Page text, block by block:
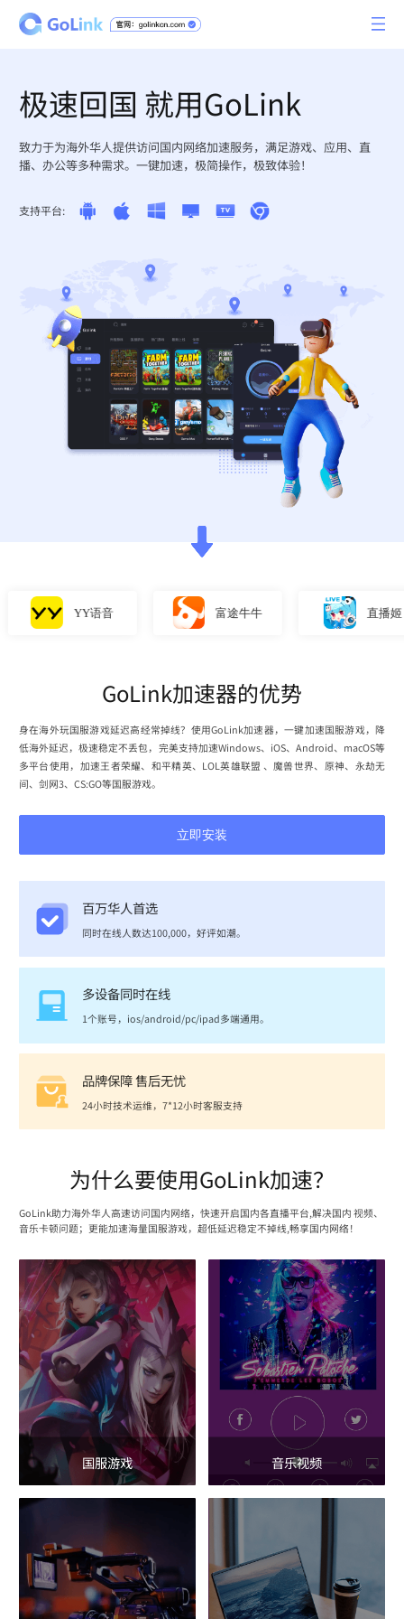
极速回国 就用GoLink
致力于为海外华人提供访问国内网络加速服务，满足游戏、应用、直
播、办公等多种需求。一键加速，极简操作，极致体验！
支持平台:
YY语音 富途牛牛 直播姬
GoLink加速器的优势
身在海外玩国服游戏延迟高经常掉线？使用GoLink加速器，一键加速国服游戏，降
低海外延迟，极速稳定不丢包，完美支持加速Windows、iOS、Android、macOS等
多平台使用，加速王者荣耀、和平精英、LOL英雄联盟 、魔兽世界、原神、永劫无
间、剑网3、CS:GO等国服游戏。
立即安装
百万华人首选
同时在线人数达100,000，好评如潮。
多设备同时在线
1个账号，ios/android/pc/ipad多端通用。
品牌保障 售后无忧
24小时技术运维，7*12小时客服支持
为什么要使用GoLink加速？
GoLink助力海外华人高速访问国内网络，快速开启国内各直播平台,解决国内 视频、
音乐卡顿问题；更能加速海量国服游戏，超低延迟稳定不掉线,畅享国内网络！
国服游戏 音乐视频